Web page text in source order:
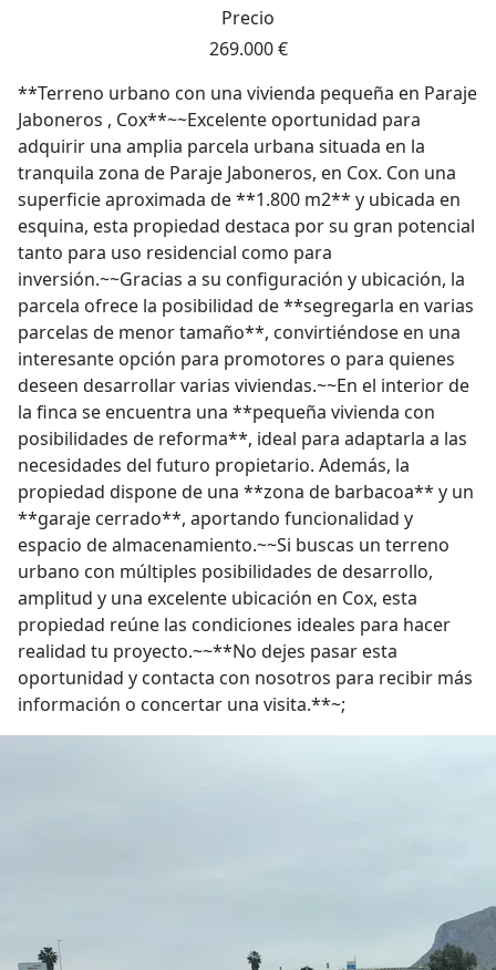
Precio
269.000 €
**Terreno urbano con una vivienda pequeña en Paraje
Jaboneros , Cox**~~Excelente oportunidad para
adquirir una amplia parcela urbana situada en la
tranquila zona de Paraje Jaboneros, en Cox. Con una
superficie aproximada de **1.800 m2** y ubicada en
esquina, esta propiedad destaca por su gran potencial
tanto para uso residencial como para
inversión.~~Gracias a su configuración y ubicación, la
parcela ofrece la posibilidad de **segregarla en varias
parcelas de menor tamaño**, convirtiéndose en una
interesante opción para promotores o para quienes
deseen desarrollar varias viviendas.~~En el interior de
la finca se encuentra una **pequeña vivienda con
posibilidades de reforma**, ideal para adaptarla a las
necesidades del futuro propietario. Además, la
propiedad dispone de una **zona de barbacoa** y un
**garaje cerrado**, aportando funcionalidad y
espacio de almacenamiento.~~Si buscas un terreno
urbano con múltiples posibilidades de desarrollo,
amplitud y una excelente ubicación en Cox, esta
propiedad reúne las condiciones ideales para hacer
realidad tu proyecto.~~**No dejes pasar esta
oportunidad y contacta con nosotros para recibir más
información o concertar una visita.**~;